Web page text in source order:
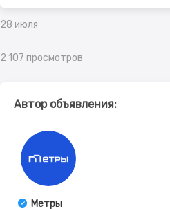
28 июля
2 107 просмотров
Автор объявления:
Метры